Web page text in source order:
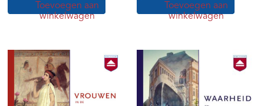
Toevoegen aan
winkelwagen
Toevoegen aan
winkelwagen